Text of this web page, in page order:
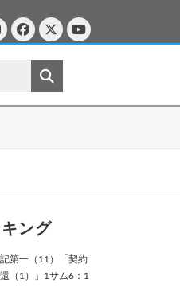
ング
第一（11）「契約
（1）」1サム6：1